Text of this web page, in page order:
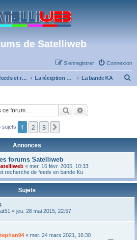
de Satelliweb
Connexion
S’enregistrer
Forums feeds et réception TV numérique La réception par satellite La bande KA
r
Rechercher
sujets 1 2 3
Annonces
forums Satelliweb
« mer. 16 févr. 2005, 10:33
recherche de feeds en bande Ku
Sujets
« jeu. 28 mai 2015, 22:57
« mer. 24 mars 2021, 16:30